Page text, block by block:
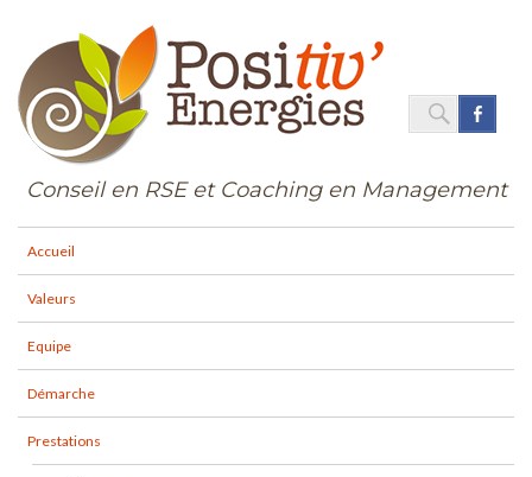
Conseil en RSE et Coaching en Management
SearchSEARCH
Accueil
Valeurs
Equipe
Démarche
Prestations